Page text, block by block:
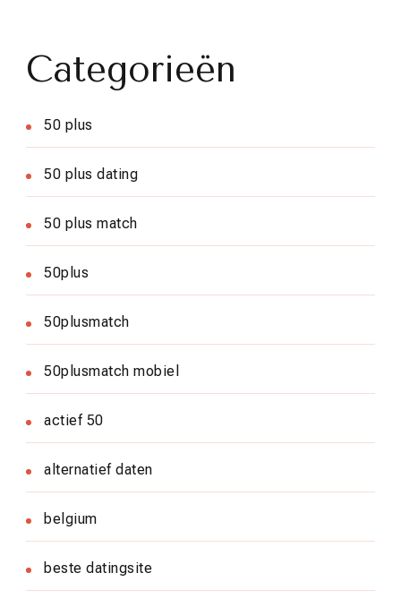
Categorieën
50 plus
50 plus dating
50 plus match
50plus
50plusmatch
50plusmatch mobiel
actief 50
alternatief daten
belgium
beste datingsite